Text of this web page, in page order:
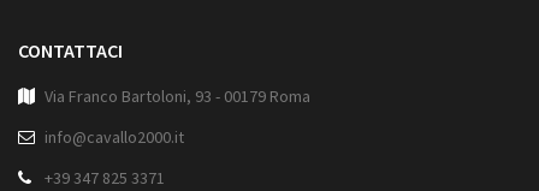
CONTATTACI
Via Franco Bartoloni, 93 - 00179 Roma
info@cavallo2000.it
+39 347 825 3371